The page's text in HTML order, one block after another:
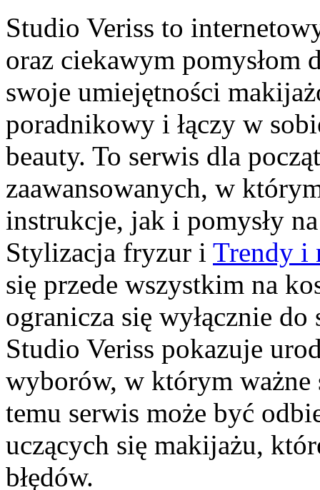
Studio Veriss to
oraz ciekawym pomysłom
swoje umiejętności
poradnikowy i łączy w
beauty. To serwis dla
zaawansowanych, w
instrukcje, jak i pomysły
Stylizacja fryzur i Trendy i
się przede wszystkim na
ogranicza się wyłącznie
Studio Veriss pokazuje
wyborów, w którym
temu serwis może być
uczących się makijażu,
błędów.